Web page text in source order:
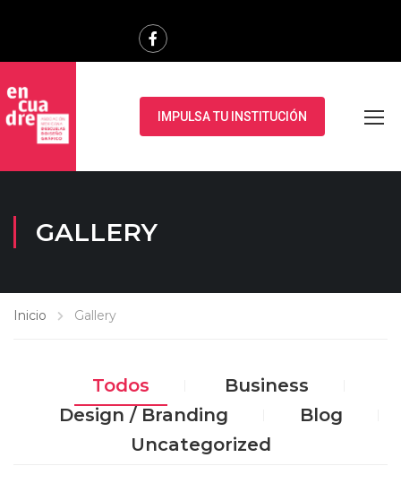
IMPULSA TU INSTITUCIÓN
GALLERY
Inicio Gallery
Todos
Business
Design / Branding
Blog
Uncategorized